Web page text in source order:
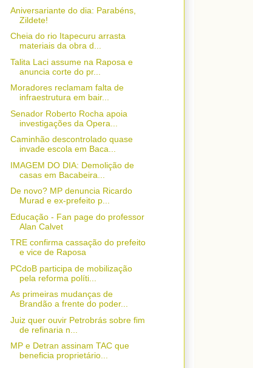
Aniversariante do dia: Parabéns,
Zildete!
Cheia do rio Itapecuru arrasta
materiais da obra d...
Talita Laci assume na Raposa e
anuncia corte do pr...
Moradores reclamam falta de
infraestrutura em bair...
Senador Roberto Rocha apoia
investigações da Opera...
Caminhão descontrolado quase
invade escola em Baca...
IMAGEM DO DIA: Demolição de
casas em Bacabeira...
De novo? MP denuncia Ricardo
Murad e ex-prefeito p...
Educação - Fan page do professor
Alan Calvet
TRE confirma cassação do prefeito
e vice de Raposa
PCdoB participa de mobilização
pela reforma políti...
As primeiras mudanças de
Brandão a frente do poder...
Juiz quer ouvir Petrobrás sobre fim
de refinaria n...
MP e Detran assinam TAC que
beneficia proprietário...